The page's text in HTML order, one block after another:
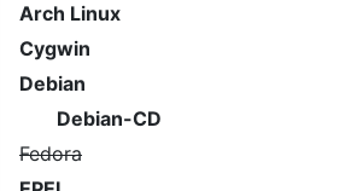
Arch Linux
Cygwin
Debian
Debian-CD
Fedora